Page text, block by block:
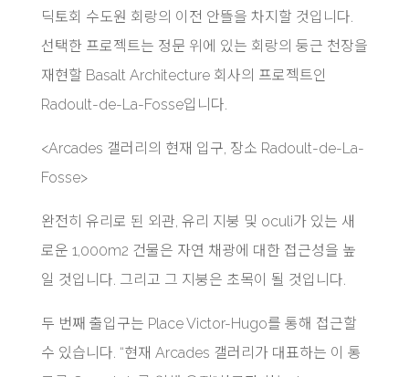
딕토회 수도원 회랑의 이전 안뜰을 차지할 것입니다.
선택한 프로젝트는 정문 위에 있는 회랑의 둥근 천장을
재현할 Basalt Architecture 회사의 프로젝트인
Radoult-de-La-Fosse입니다.
<Arcades 갤러리의 현재 입구, 장소 Radoult-de-La-
Fosse>
완전히 유리로 된 외관, 유리 지붕 및 oculi가 있는 새
로운 1,000m2 건물은 자연 채광에 대한 접근성을 높
일 것입니다. 그리고 그 지붕은 초목이 될 것입니다.
두 번째 출입구는 Place Victor-Hugo를 통해 접근할
수 있습니다. “현재 Arcades 갤러리가 대표하는 이 통